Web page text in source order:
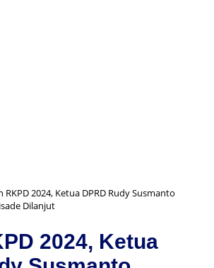
RKPD 2024, Ketua DPRD Rudy Susmanto
Dilanjut
2024, Ketua